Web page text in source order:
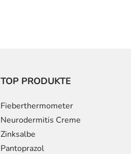
TOP PRODUKTE
Fieberthermometer
Neurodermitis Creme
Zinksalbe
Pantoprazol